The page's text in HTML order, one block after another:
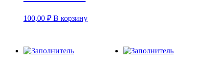
100,00 ₽ В корзину